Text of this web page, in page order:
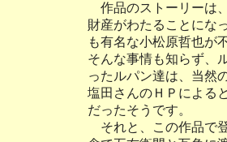
作品のストーリーは
財産がわたることにな
も有名な小松原哲也が
そんな事情も知らず、
ったルパン達は、当然
塩田さんのＨＰによる
だったそうです。
それと、この作品で